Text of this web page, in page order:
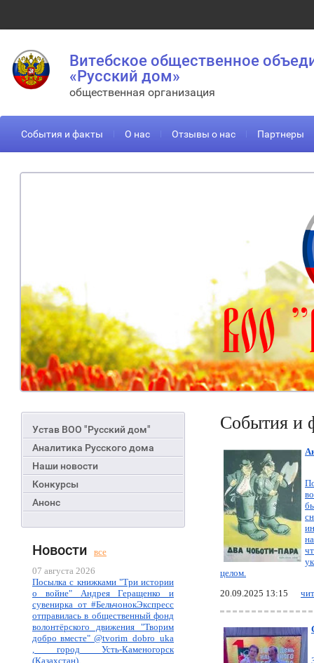
Витебское общественное
«Русский дом»
общественная организация
События и факты О нас Отзывы о нас Партнеры
Устав ВОО "Русский дом"
Аналитика Русского дома
Наши новости
Конкурсы
Анонс
Новости
все
07 августа 2026
Посылка с книжками "Три истории
о войне" Андрея Геращенко и
сувенирка от #БельчонокЭкспресс
отправилась в общественный фонд
волонтёрского движения "Творим
добро вместе" @tvorim_dobro_uka
, город Усть-Каменогорск
(Казахстан).
События и
целом.
20.09.2025 13:15